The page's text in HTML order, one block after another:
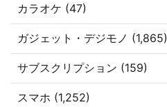
カラオケ (47)
ガジェット・デジモノ (1,865)
サブスクリプション (159)
スマホ (1,252)